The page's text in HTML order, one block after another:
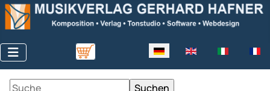
Sprache auswählen